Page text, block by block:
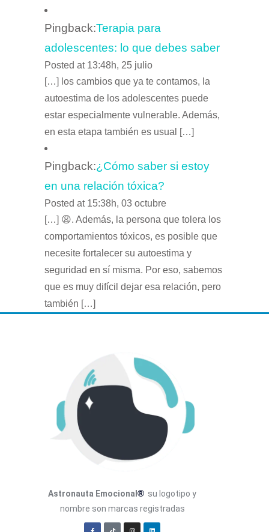
Pingback:Terapia para
adolescentes: lo que debes saber
Posted at 13:48h, 25 julio
[…] los cambios que ya te contamos, la
autoestima de los adolescentes puede
estar especialmente vulnerable. Además,
en esta etapa también es usual […]
Pingback:¿Cómo saber si estoy
en una relación tóxica?
Posted at 15:38h, 03 octubre
[…] 😩. Además, la persona que tolera los
comportamientos tóxicos, es posible que
necesite fortalecer su autoestima y
seguridad en sí misma. Por eso, sabemos
que es muy difícil dejar esa relación, pero
también […]
Astronauta Emocional® su logotipo y
nombre son marcas registradas